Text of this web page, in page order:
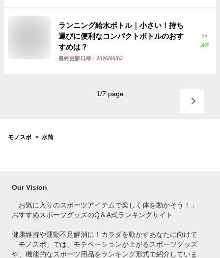
ランニング給水ボトル｜小さい！持ち
運びに便利なコンパクトボトルのおす
すめは？
最終更新日時： 2026/06/02
22
回答
1/7 page
モノスポ 水筒
Our Vision
「お気に入りのスポーツアイテムで楽しく体を動かそう！」
おすすめスポーツグッズのQ＆A式ランキングサイト
健康維持や運動不足解消に！カラダを動かすあなたに向けて
「モノスポ」では、モチベーションが上がるスポーツグッズ
や、機能的なスポーツ用品をランキング形式で紹介していま